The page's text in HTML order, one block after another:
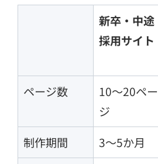
新卒・中途
採用サイト
ページ数
10～20ペー
ジ
制作期間 3～5か月